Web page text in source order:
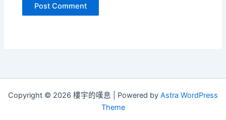
Copyright © 2026 樓宇的嘆息 | Powered by Astra WordPress
Theme